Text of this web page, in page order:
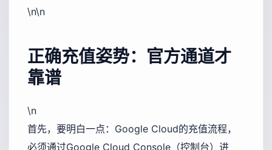
\n\n
正确充值姿势：官方通道才
靠谱
\n
首先，要明白一点：Google Cloud的充值流程，
必须通过Google Cloud Console（控制台）进